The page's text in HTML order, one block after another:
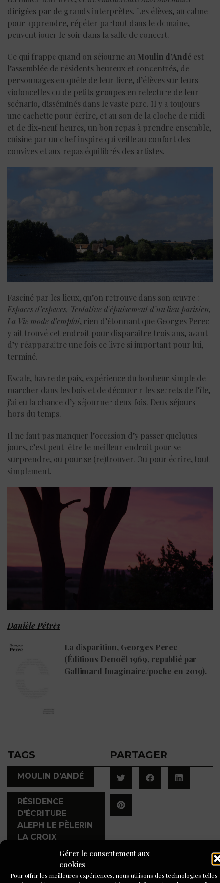
Gérer le consentement aux
cookies
Pour offrir les meilleures expériences, nous utilisons des technologies telles
dirigées par de grands interprètes. Les élèves, au calme
pour apprendre, répéter partout dans le domaine,
peuvent jouer le soir dans la salle de concert.
Ce qui frappe quand on séjourne au Moulin d’Andé est
l’assemblée de résidents heureux et concentrés, de
personnages en quête de leur livre, d’élèves sur leurs
violoncelles ou de petits groupes en relecture de leur
scénario, disséminés dans le vaste parc. Il y a toujours
une cachette pour écrire, et au son de la cloche de midi
et de dix-neuf heures, un bon repas à prendre ensemble,
cuisiné par un chef inspiré qui veille au confort des
convives et aux repas équilibrés des artistes.
Fasciné par les lieux, qu’on retrouve dans son œuvre :
Espaces d’espaces, Tentative d’épuisement d’un lieu parisien,
La Vie mode d’emploi, rien d’étonnant que Georges Perec
y ait trouvé cet endroit pour disparaître trois ans, avant
d’y réapparaître une fois ce livre si important pour lui,
terminé.
Escale, havre de paix, expérience du bonheur simple de
marcher dans les bois et de découvrir les secrets de l’île,
j’ai eu la chance d’y séjourner deux fois. Deux séjours
hors du temps.
Il ne faut pas manquer l’occasion d’y passer quelques
jours, c’est peut-être le meilleur endroit pour se
surprendre, ou pour se (re)trouver. Ou pour écrire, tout
simplement.
Danièle Pétrès
La disparition, Georges Perec
(Éditions Denoël 1969, republié par
Gallimard Imaginaire/poche en 2019).
TAGS
MOULIN D'ANDÉ
RÉSIDENCE
D'ÉCRITURE
ALEPH LE PÈLERIN
LA CROIX
PARTAGER